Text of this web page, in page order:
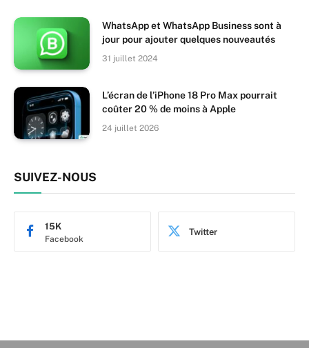
WhatsApp et WhatsApp Business sont à
jour pour ajouter quelques nouveautés
31 juillet 2024
L’écran de l’iPhone 18 Pro Max pourrait
coûter 20 % de moins à Apple
24 juillet 2026
SUIVEZ-NOUS
Facebook
15K Twitter